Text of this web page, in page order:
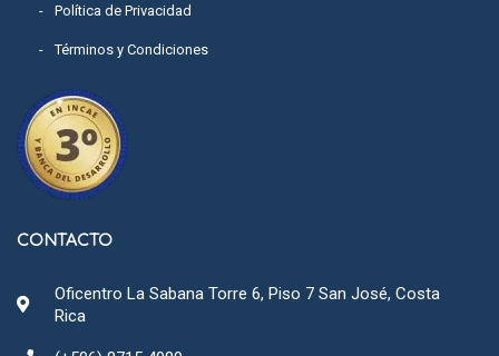
Política de Privacidad
Términos y Condiciones
CONTACTO
Oficentro La Sabana Torre 6, Piso 7 San José, Costa
Rica